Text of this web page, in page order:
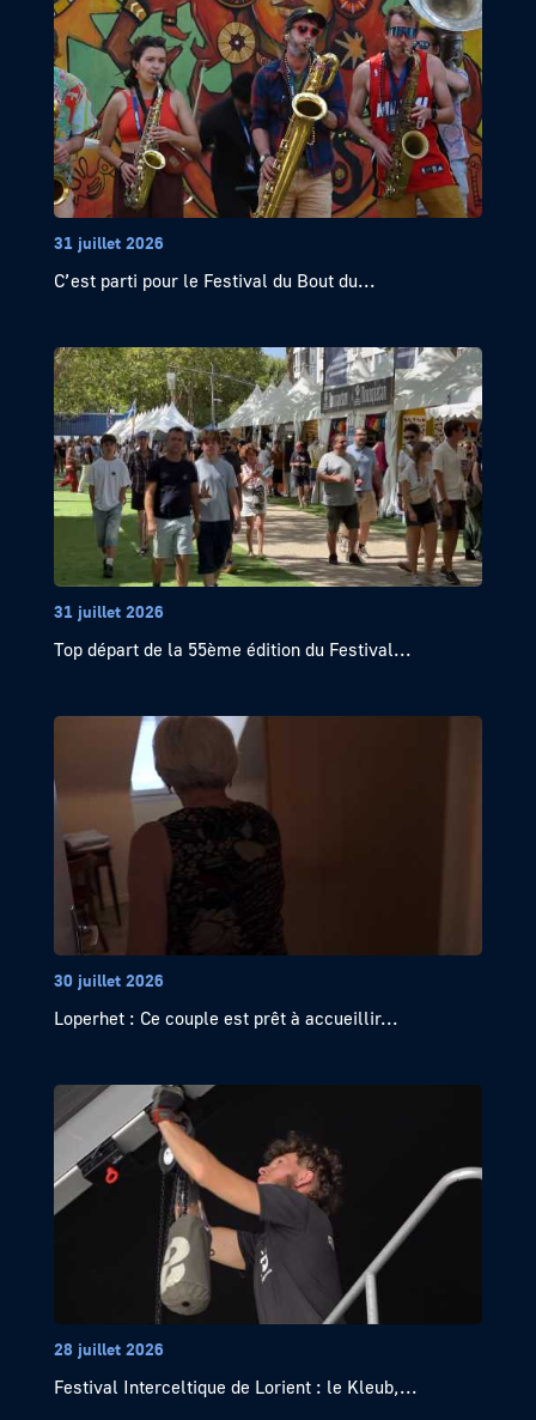
31 juillet 2026
C’est parti pour le Festival du Bout du...
31 juillet 2026
Top départ de la 55ème édition du Festival...
30 juillet 2026
Loperhet : Ce couple est prêt à accueillir...
28 juillet 2026
Festival Interceltique de Lorient : le Kleub,...